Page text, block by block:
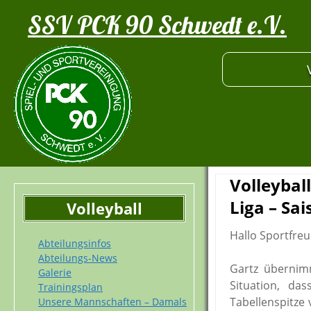
SSV PCK 90 Schwedt e.V.
Volleyball
Abteilungsinfos
Abteilungs-News
Galerie
Trainingsplan
Unsere Mannschaften – Damals
Liga –
Hallo
Gartz
Situation,
Tabellenspitze